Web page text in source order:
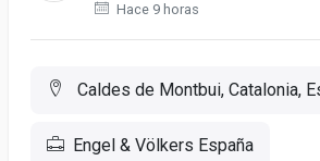
Hace 9 horas
Caldes de Montbui, Catalonia,
Engel & Völkers España